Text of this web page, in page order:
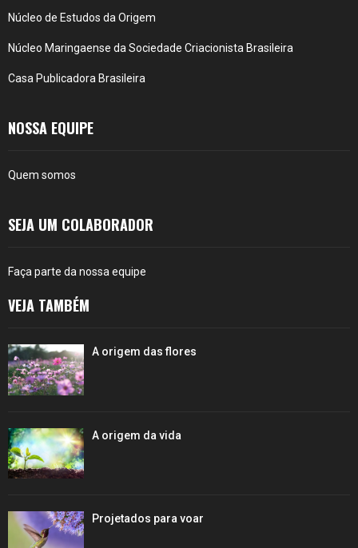
Núcleo de Estudos da Origem
Núcleo Maringaense da Sociedade Criacionista Brasileira
Casa Publicadora Brasileira
NOSSA EQUIPE
Quem somos
SEJA UM COLABORADOR
Faça parte da nossa equipe
VEJA TAMBÉM
A origem das flores
A origem da vida
Projetados para voar